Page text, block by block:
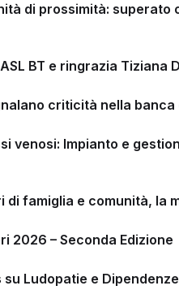
di prossimità:
BT e ringrazia Tiziana
criticità nella
venosi: Impianto e
di famiglia e comunità,
2026 – Seconda Edizione
su Ludopatie e